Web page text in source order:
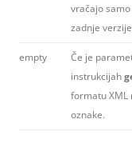
vračajo
zadnje
empty Če je
instrukcijah
formatu XML
oznake.